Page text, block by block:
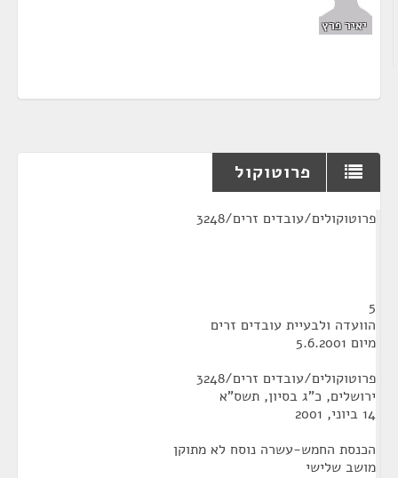
יאיר פרץ
פרוטוקול
פרוטוקולים/עובדים זרים/3248
5
הוועדה ולבעיית עובדים זרים
מיום 5.6.2001
פרוטוקולים/עובדים זרים/3248
ירושלים, כ"ג בסיון, תשס"א
14 ביוני, 2001
הכנסת החמש-עשרה נוסח לא מתוקן
מושב שלישי